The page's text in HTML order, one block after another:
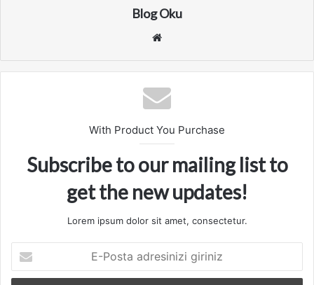
Blog Oku
sit
esi
With Product You Purchase
Subscribe to our mailing list to
get the new updates!
Lorem ipsum dolor sit amet, consectetur.
P